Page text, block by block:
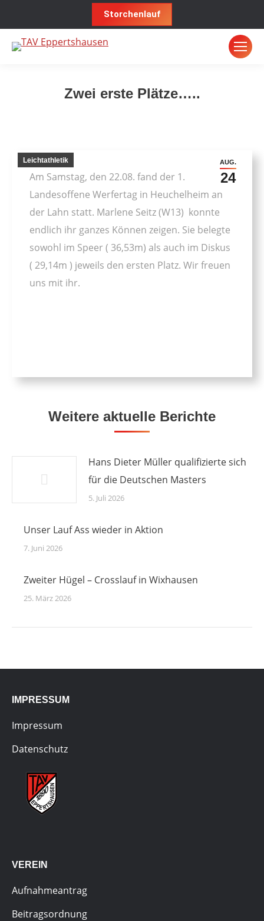
Storchenlauf
Zwei erste Plätze…..
AUG.
24
Leichtathletik
Am Samstag, den 22.08. fand der 1.
Landesoffene Werfertag in Heuchelheim an
der Lahn statt. Marlene Seitz (W13) konnte
endlich ihr ganzes Können zeigen. Sie belegte
sowohl im Speer ( 36,53m) als auch im Diskus
( 29,14m ) jeweils den ersten Platz. Wir freuen
uns mit ihr.
Weitere aktuelle Berichte
Hans Dieter Müller qualifizierte sich
für die Deutschen Masters
5. Juli 2026
Unser Lauf Ass wieder in Aktion
7. Juni 2026
Zweiter Hügel – Crosslauf in Wixhausen
25. März 2026
IMPRESSUM
Impressum
Datenschutz
VEREIN
Aufnahmeantrag
Beitragsordnung